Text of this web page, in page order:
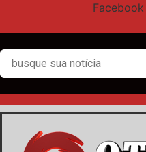
Facebook